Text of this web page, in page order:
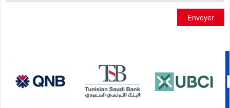
Envoyer